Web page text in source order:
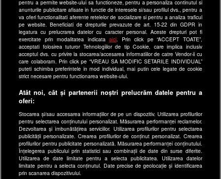
Site-uri Antena Group
a1.ro
antenastars.ro
as.ro
catine.ro
chefi.ro
deparinti.ro
medicool.ro
spynews.ro
useit.ro
retetefeldefel.ro
zutv.ro
Trends AntenaPLAY
pentru a permite website-ului sa functioneze, pentru a personaliza continutul si
anunturile publicitare afisate in functie de interesele si/sau profilul dvs., pentru a
va oferi functionalitati aferente retelelor de socializare si pentru a analiza traficul
pe website. Beneficiati de drepturile prevazute de art. 15-22 din GDPR in
legatura cu prelucrarea datelor cu caracter personal. Aceste drepturi pot fi
exercitate prin modalitatea indicataaici . Prin click pe “ACCEPT TOATE”,
acceptati folosirea tuturor Tehnologiilor de tip Cookie, care implica inclusiv
acceptul dvs. cu privire la stocarea/accesarea informatiilor de catre Vendor-ii cu
care colaboram. Prin click pe “VREAU SA MODIFIC SETARILE INDIVIDUAL”
puteti schimba preferintele in mod individual, mai putin cele legate de cookie
strict necesare pentru functionarea website-ului.
Atât noi, cât și partenerii noștri prelucrăm datele pentru a
oferi:
Stocarea și/sau accesarea informațiilor de pe un dispozitiv. Utilizarea profilurilor
pentru selectarea conținutului personalizat. Măsurarea performanței reclamelor.
Dezvoltarea și îmbunătățirea serviciilor. Utilizarea profilurilor pentru selectarea
publicității personalizate. Crearea profilurilor de conținut personalizat. Crearea
profilurilor pentru publicitate personalizată. Măsurarea performanței conținutului.
Înțelegerea publicului prin statistici sau combinații de date din surse diferite.
Utilizarea de date limitate pentru a selecta publicitatea. Utilizarea datelor
limitate pentru a selecta conținutul. Date precise de geolocație și identificarea
prin scanarea dispozitivului.